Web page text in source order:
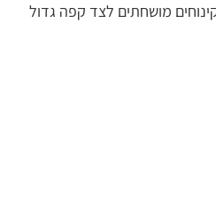
מושחתים לצד קפה גדול